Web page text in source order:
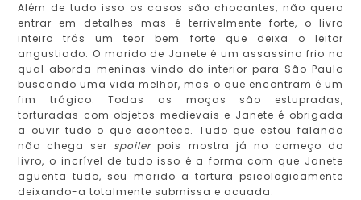
Além de tudo isso os casos são chocantes, não quero
entrar em detalhes mas é terrivelmente forte, o livro
inteiro trás um teor bem forte que deixa o leitor
angustiado. O marido de Janete é um assassino frio no
qual aborda meninas vindo do interior para São Paulo
buscando uma vida melhor, mas o que encontram é um
fim trágico. Todas as moças são estupradas,
torturadas com objetos medievais e Janete é obrigada
a ouvir tudo o que acontece. Tudo que estou falando
não chega ser spoilerpois mostra já no começo do
livro, o incrível de tudo isso é a forma com que Janete
aguenta tudo, seu marido a tortura psicologicamente
deixando-a totalmente submissa e acuada.